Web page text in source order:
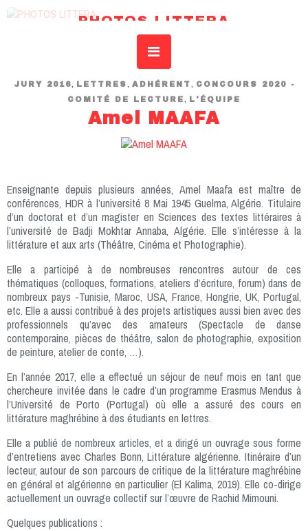
PHOTOS LITTERA
REVUE DE L’IDSAR – INSTITUT DROIT SCIENCES ART RECHERCHE
JURY 2016, LETTRES, ADHÉRENT, CONCOURS 2020 -
COMITÉ DE LECTURE, L'ÉQUIPE
Amel MAAFA
Enseignante depuis plusieurs années, Amel Maafa est maître de
conférences, HDR à l’université 8 Mai 1945 Guelma, Algérie. Titulaire
d’un doctorat et d’un magister en Sciences des textes littéraires à
l’université de Badji Mokhtar Annaba, Algérie. Elle s’intéresse à la
littérature et aux arts (Théâtre, Cinéma et Photographie).
Elle a participé à de nombreuses rencontres autour de ces
thématiques (colloques, formations, ateliers d’écriture, forum) dans de
nombreux pays -Tunisie, Maroc, USA, France, Hongrie, UK, Portugal,
etc. Elle a aussi contribué à des projets artistiques aussi bien avec des
professionnels qu’avec des amateurs (Spectacle de danse
contemporaine, pièces de théâtre, salon de photographie, exposition
de peinture, atelier de conte, …).
En l’année 2017, elle a effectué un séjour de neuf mois en tant que
chercheure invitée dans le cadre d’un programme Erasmus Mendus à
l’Université de Porto (Portugal) où elle a assuré des cours en
littérature maghrébine à des étudiants en lettres.
Elle a publié de nombreux articles, et a dirigé un ouvrage sous forme
d’entretiens avec Charles Bonn, Littérature algérienne. Itinéraire d’un
lecteur, autour de son parcours de critique de la littérature maghrébine
en général et algérienne en particulier (El Kalima, 2019). Elle co-dirige
actuellement un ouvrage collectif sur l’œuvre de Rachid Mimouni.
Quelques publications :